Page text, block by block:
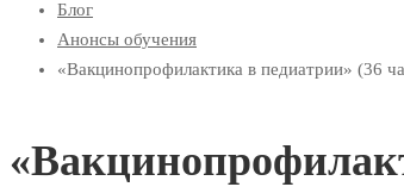
Блог
Анонсы обучения
«Вакцинопрофилактика в педиатрии» (36